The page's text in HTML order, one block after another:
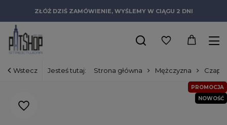
ZŁÓŻ DZIŚ ZAMÓWIENIE, WYŚLEMY W CIĄGU 2 DNI
Wstecz Jesteś tutaj: Strona główna Mężczyzna Czapki
PROMOCJA
NOWOŚĆ